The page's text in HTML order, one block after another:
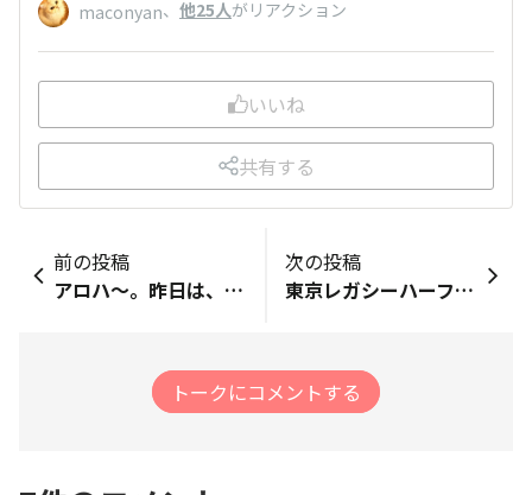
maconyan、 他25人がリアクション
いいね
共有する
前の投稿
アロハ〜。昨日は、森川コーチのライブランも含め、16キロ走りました。前週の夢舞いマラソンの疲れも残っていましたが、筋肉痛もおさまってきて、なんとかランニングすることができましたよ。ホノルルマラソンまでの日数を考えると、少し焦りますが、一つ一つトレーニングを頑張っていきたいと思います。この週末、たくさんのOHANA会のメンバーが投稿されましたね。みなさん、よろしくお願いいたします。
次の投稿
東京レガシーハーフマラソン参加された方お疲れ様でした。国立競技場走れるなんて羨ましいです。いつか走ってみたい🤔 私は今週末に今シーズンロード初戦でヴェニスマラソンに出走予定です。初戦なので気負わず練習の成果を確認しながら走って来たいと思います🏃‍♂️ やったことのなかったウォーターローディングとかカーボローディングとかの調整も試してみようかと😁
トークにコメントする